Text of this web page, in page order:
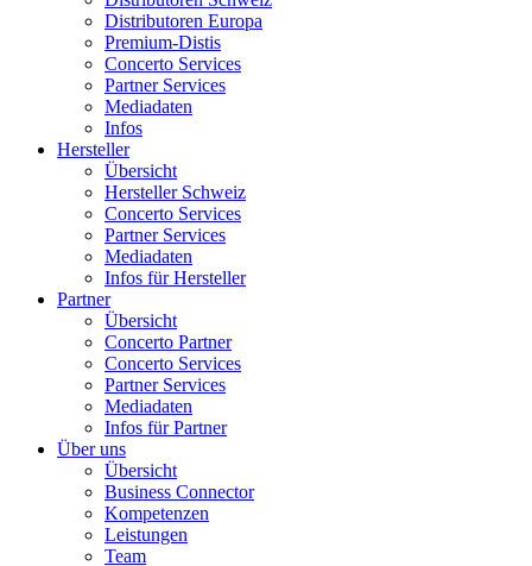
Distributoren Europa
Premium-Distis
Concerto Services
Partner Services
Mediadaten
Infos
Hersteller
Übersicht
Hersteller Schweiz
Concerto Services
Partner Services
Mediadaten
Infos für Hersteller
Partner
Übersicht
Concerto Partner
Concerto Services
Partner Services
Mediadaten
Infos für Partner
Über uns
Übersicht
Business Connector
Kompetenzen
Leistungen
Team